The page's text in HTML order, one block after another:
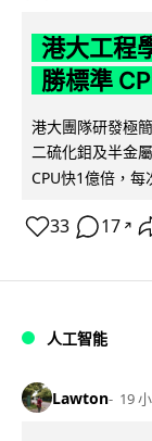
港大工程
勝標準
港大團隊研發極
二硫化鉬及半金
CPU快1億倍，每
33 17 ↗
人工智能
Lawton 19